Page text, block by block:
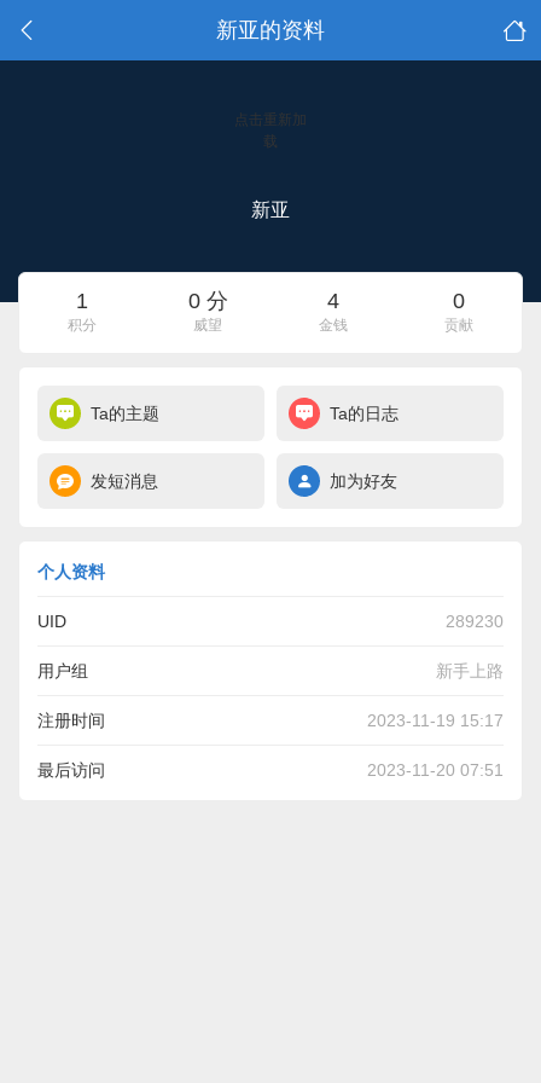
新亚的资料
点击重新加
载
新亚
1
积分
0 分
威望
4
金钱
0
贡献
Ta的主题 Ta的日志
发短消息 加为好友
个人资料
UID 289230
用户组 新手上路
注册时间 2023-11-19 15:17
最后访问 2023-11-20 07:51